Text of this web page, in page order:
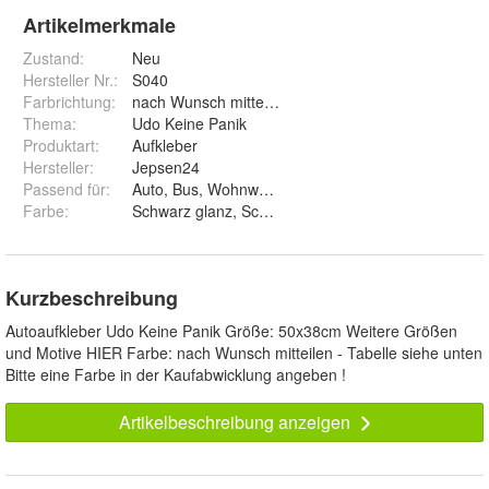
Artikelmerkmale
Zustand:
Neu
Hersteller Nr.:
S040
Farbrichtung:
nach Wunsch mitteilen
Thema:
Udo Keine Panik
Produktart:
Aufkleber
Hersteller:
Jepsen24
Passend für:
Auto, Bus, Wohnwagen, Wand, Fenster
Farbe: Schwarz glanz, Schwarz matt, Weiß glanz, Weiß
Kurzbeschreibung
Autoaufkleber Udo Keine Panik Größe: 50x38cm Weitere Größen
und Motive HIER Farbe: nach Wunsch mitteilen - Tabelle siehe unten
Bitte eine Farbe in der Kaufabwicklung angeben !
Artikelbeschreibung anzeigen